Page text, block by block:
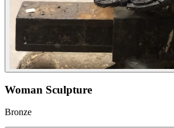
Woman Sculpture
Bronze